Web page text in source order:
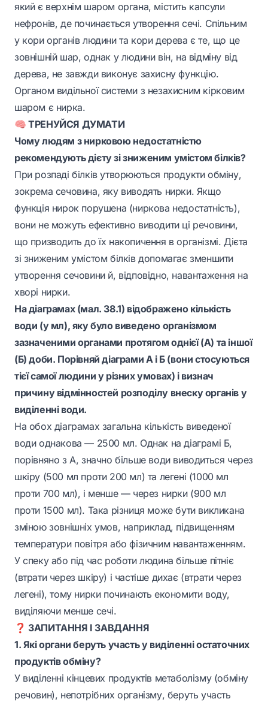
який є верхнім шаром органа, містить капсули
нефронів, де починається утворення сечі. Спільним
у кори органів людини та кори дерева є те, що це
зовнішній шар, однак у людини він, на відміну від
дерева, не завжди виконує захисну функцію.
Органом видільної системи з незахисним кірковим
шаром є нирка.
🧠 ТРЕНУЙСЯ ДУМАТИ
Чому людям з нирковою недостатністю
рекомендують дієту зі зниженим умістом білків?
При розпаді білків утворюються продукти обміну,
зокрема сечовина, яку виводять нирки. Якщо
функція нирок порушена (ниркова недостатність),
вони не можуть ефективно виводити ці речовини,
що призводить до їх накопичення в організмі. Дієта
зі зниженим умістом білків допомагає зменшити
утворення сечовини й, відповідно, навантаження на
хворі нирки.
На діаграмах (мал. 38.1) відображено кількість
води (у мл), яку було виведено організмом
зазначеними органами протягом однієї (А) та іншої
(Б) доби. Порівняй діаграми А і Б (вони стосуються
тієї самої людини у різних умовах) і визнач
причину відмінностей розподілу внеску органів у
виділенні води.
На обох діаграмах загальна кількість виведеної
води однакова — 2500 мл. Однак на діаграмі Б,
порівняно з А, значно більше води виводиться через
шкіру (500 мл проти 200 мл) та легені (1000 мл
проти 700 мл), і менше — через нирки (900 мл
проти 1500 мл). Така різниця може бути викликана
зміною зовнішніх умов, наприклад, підвищенням
температури повітря або фізичним навантаженням.
У спеку або під час роботи людина більше пітніє
(втрати через шкіру) і частіше дихає (втрати через
легені), тому нирки починають економити воду,
виділяючи менше сечі.
❓ ЗАПИТАННЯ І ЗАВДАННЯ
1. Які органи беруть участь у виділенні остаточних
продуктів обміну?
У виділенні кінцевих продуктів метаболізму (обміну
речовин), непотрібних організму, беруть участь